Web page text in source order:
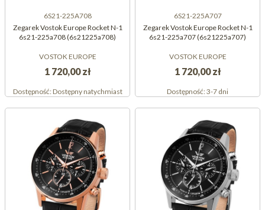
6S21-225A708
Zegarek Vostok Europe Rocket N-1
6s21-225a708 (6s21225a708)
VOSTOK EUROPE
1 720,00 zł
Dostępność:Dostępny natychmiast
6S21-225A707
Zegarek Vostok Europe Rocket N-1
6s21-225a707 (6s21225a707)
VOSTOK EUROPE
1 720,00 zł
Dostępność:3-7 dni